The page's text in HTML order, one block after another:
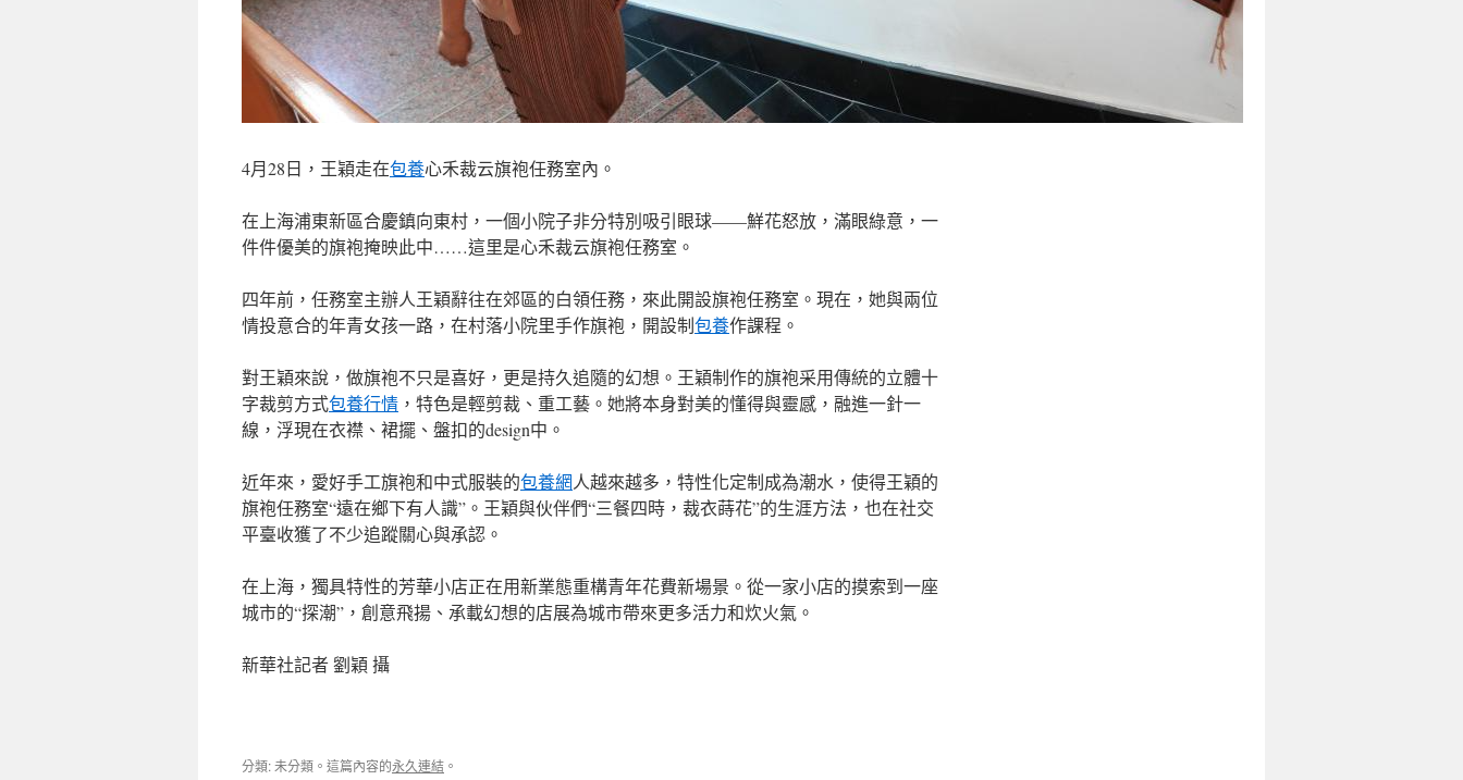
4月28日，王穎走在包養心禾裁云旗袍任務室內。
在上海浦東新區合慶鎮向東村，一個小院子非分特別吸引眼球——鮮花怒放，滿眼綠意，一
件件優美的旗袍掩映此中……這里是心禾裁云旗袍任務室。
四年前，任務室主辦人王穎辭往在郊區的白領任務，來此開設旗袍任務室。現在，她與兩位
情投意合的年青女孩一路，在村落小院里手作旗袍，開設制包養作課程。
對王穎來說，做旗袍不只是喜好，更是持久追隨的幻想。王穎制作的旗袍采用傳統的立體十
字裁剪方式包養行情 ，特色是輕剪裁、重工藝。她將本身對美的懂得與靈感，融進一針一
線，浮現在衣襟、裙擺、盤扣的design中。
近年來，愛好手工旗袍和中式服裝的包養網人越來越多，特性化定制成為潮水，使得王穎的
旗袍任務室“遠在鄉下有人識”。王穎與伙伴們“三餐四時，裁衣蒔花”的生涯方法，也在社交
平臺收獲了不少追蹤關心與承認。
在上海，獨具特性的芳華小店正在用新業態重構青年花費新場景。從一家小店的摸索到一座
城市的“探潮”，創意飛揚、承載幻想的店展為城市帶來更多活力和炊火氣。
新華社記者 劉穎 攝
分類: 未分類。這篇內容的永久連結 。